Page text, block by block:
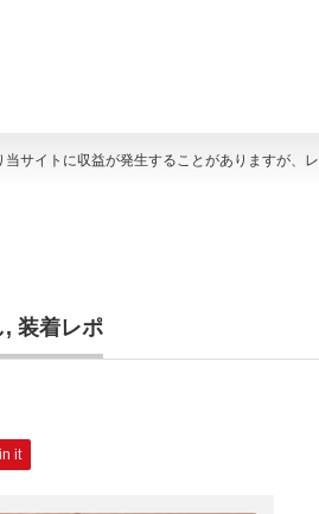
サイトに収益が発生することがありますが、
, 装着レポ
it